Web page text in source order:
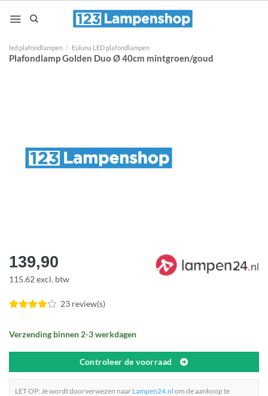
naar
led plafondlampen / Euluna LED plafondlampen
Plafondlamp Golden Duo Ø 40cm mintgroen/goud
139,90
115.62 excl. btw
23 review(s)
Verzending binnen 2-3 werkdagen
Controleer de voorraad
LET OP: Je wordt doorverwezen naar Lampen24.nl om de aankoop te